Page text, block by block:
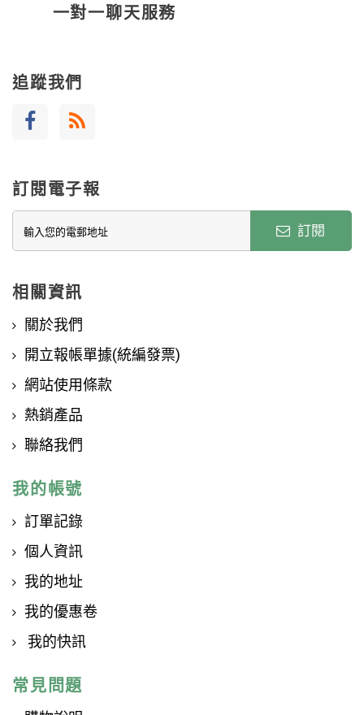
一對一聊天服務
追蹤我們
訂閱電子報
訂閱
相關資訊
關於我們
開立報帳單據(統編發票)
網站使用條款
熱銷產品
聯絡我們
我的帳號
訂單記錄
個人資訊
我的地址
我的優惠卷
我的快訊
常見問題